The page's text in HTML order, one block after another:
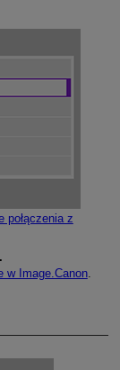
połączenia z
w Image.Canon.